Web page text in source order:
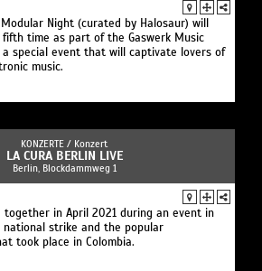
Night (curated by Halosaur) will
time as part of the Gaswerk Music
a special event that will captivate lovers of
music.
KONZERTE / Konzert
LA CURA BERLIN LIVE
Berlin, Blockdammweg 1
together in April 2021 during an event in
strike and the popular
took place in Colombia.